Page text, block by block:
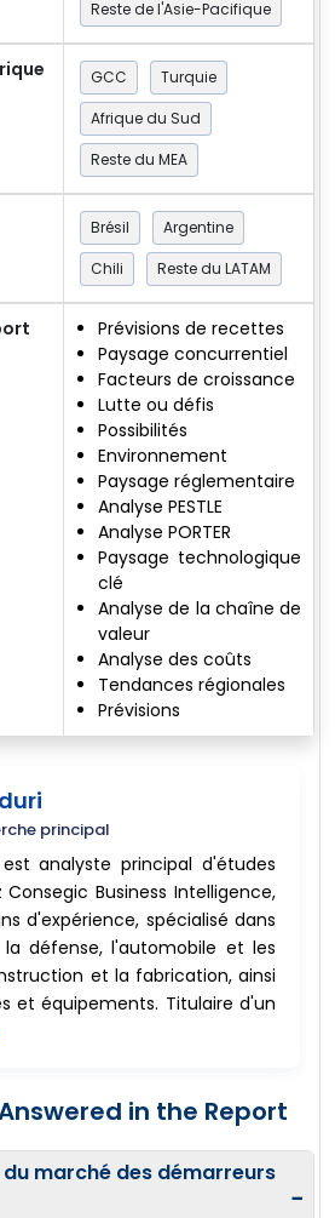
Reste de l'Asie-Pacifique
GCC
Turquie
Afrique du Sud
Reste du MEA
Brésil
Argentine
Chili
Reste du LATAM
Prévisions de recettes
Paysage concurrentiel
Facteurs de croissance
Lutte ou défis
Possibilités
Environnement
Paysage réglementaire
Analyse PESTLE
Analyse PORTER
Paysage technologique
clé
Analyse de la chaîne de
valeur
Analyse des coûts
Tendances régionales
Prévisions
principal
analyste principal d'études
Business Intelligence,
d'expérience, spécialisé dans
défense, l'automobile et les
et la fabrication, ainsi
et équipements. Titulaire d'un
in the Report
marché des démarreurs
−